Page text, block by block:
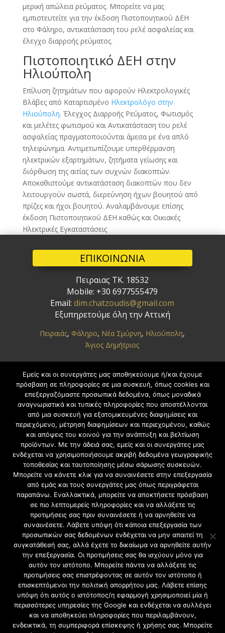
μερική απώλεια ρεύματος. Μπορείτε να μας
εμπιστευτείτε για την έκδοση Πιστοποιητικού ΔΕΗ
στο Φάληρο, αντικατάσταση του ρελέ ασφαλείας και
έλεγχο διαρροής ρεύματος.
Πιστοποιητικό ΔΕΗ στην
Ηλιούπολη
Επίλυση ζητημάτων που αφορούν Ηλεκτρολογικές
Βλάβες από Καταρτισμένο Ηλεκτρολόγο στην
Ηλιούπολη. Έλεγχος Διαρροής Ρεύματος, Φωτισμός
και μελέτες φωτισμού και Αντικατάσταση του ρελέ
ασφαλείας πραγματοποιούνται άμεσα με ένα απλό
τηλεφώνημα. Αντιμετωπίζουμε υπερθέρμανση
ηλεκτρικών εξαρτημάτων, ζητήματα γείωσης και
διόρθωση της αιτίας των συχνών διακοπτών.
Αποκαθιστούμε αντικατάσταση διακοπτών που δεν
λειτουργούν σωστά, διερεύνηση ήχων βουητού από
πρίζες και ήχοι βουητού. Αναλαμβάνουμε επίσης
έκδοση Πιστοποιητικού ΔΕΗ καθώς και Οικιακές
Ηλεκτρικές Εγκαταστάσεις
ΕΠΙΚΟΙΝΩΝΙΑ
Πειραιας ΤΚ. 18532
Mobile: +30 6977555479
Email:dim.chatzoudis@gmail.com
Εξυπηρετούμεόλη την Αττική
Πειραιάς, Φάληρο, Νέα Σμύρνη, Ηλιούπολη,
Άγιος Δημήτριος
ΥΠΗΡΕΣΙΕΣ
ΗΛΕΚΤΡΟΛΟΓΙΚΕΣ ΒΛΑΒΕΣ ΠΕΙΡΑΙΑΣ
ΕΠΑΓΓΕΛΜΑΤΙΚΕΣ ΕΓΚΑΤΑΣΤΑΣΕΙΣ ΠΕΙΡΑΙΑΣ
ΟΙΚΙΑΚΕΣ ΕΓΚΑΤΑΣΤΑΣΕΙΣ ΠΕΙΡΑΙΑΣ
ΑΝΤΙΚΑΤΑΣΤΑΣΗ ΤΟΥ ΡΕΛΕ ΑΣΦΑΛΕΙΑΣ ΠΕΙΡΑΙΑΣ
ΔΟΜΗΜΕΝΗ ΚΑΛΩΔΙΑΣΗ ΠΕΙΡΑΙΑΣ
Το κανάλι μας στο youtube
ΥΠΗΡΕΣΙΕΣ
ΦΩΤΙΣΜΟΣ ΚΑΙ ΜΕΛΕΤΕΣ ΦΩΤΙΣΜΟΥ ΠΕΙΡΑΙΑΣ
ΕΛΕΓΧΟΣ ΔΙΑΡΡΟΗΣ ΡΕΥΜΑΤΟΣ ΠΕΙΡΑΙΑΣ
ΑΝΤΙΚΑΤΑΣΤΑΣΗ ΗΛΕΚΤΡΟΛΟΓΙΚΟΥ ΠΙΝΑΚΑ
ΠΕΙΡΑΙΑΣ
Ηλεκτρολογικές εργασίες στην Αττική
Εμείς και οι συνεργάτες μας αποθηκεύουμε ή/και έχουμε
πρόσβαση σε πληροφορίες σε μια συσκευή, όπως cookies και
επεξεργαζόμαστε προσωπικά δεδομένα, όπως μοναδικά
αναγνωριστικά και τυπικές πληροφορίες που αποστέλλονται
από μια συσκευή για εξατομικευμένες διαφημίσεις και
περιεχόμενο, μέτρηση διαφημίσεων και περιεχομένου, καθώς
και απόψεις του κοινού για την ανάπτυξη και βελτίωση
προϊόντων. Με την άδειά σας, εμείς και οι συνεργάτες μας
ενδέχεται να χρησιμοποιήσουμε ακριβή δεδομένα γεωγραφικής
τοποθεσίας και ταυτοποίησης μέσω σάρωσης συσκευών.
Μπορείτε να κάνετε κλικ για να συναινέσετε στην επεξεργασία
από εμάς και τους συνεργάτες μας όπως περιγράφεται
παραπάνω. Εναλλακτικά, μπορείτε να αποκτήσετε πρόσβαση
σε πιο λεπτομερείς πληροφορίες και να αλλάξετε τις
προτιμήσεις σας πριν συναινέσετε ή να αρνηθείτε να
συναινέσετε. Λάβετε υπόψη ότι κάποια επεξεργασία των
προσωπικών σας δεδομένων ενδέχεται να μην απαιτεί τη
συγκατάθεσή σας, αλλά έχετε το δικαίωμα να αρνηθείτε αυτήν
την επεξεργασία. Οι προτιμήσεις σας θα ισχύουν μόνο για
αυτόν τον ιστότοπο. Μπορείτε πάντα να αλλάξετε τις
προτιμήσεις σας επιστρέφοντας σε αυτόν τον ιστότοπο ή
επισκεπτόμενοι την πολιτική απορρήτου μας. Λάβετε επίσης
υπόψη ότι αυτός ο ιστότοπος/η εφαρμογή χρησιμοποιεί μία ή
περισσότερες υπηρεσίες της Google και ενδέχεται να συλλέγει
και να αποθηκεύει πληροφορίες που περιλαμβάνουν,
ενδεικτικά, τη συμπεριφορά επίσκεψης ή χρήσης σας. Μπορείτε